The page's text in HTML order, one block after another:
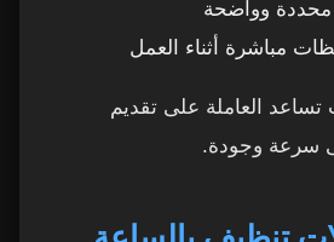
وواضحة
مباشرة أثناء العمل
العاملة على تقديم
سرعة وجودة.